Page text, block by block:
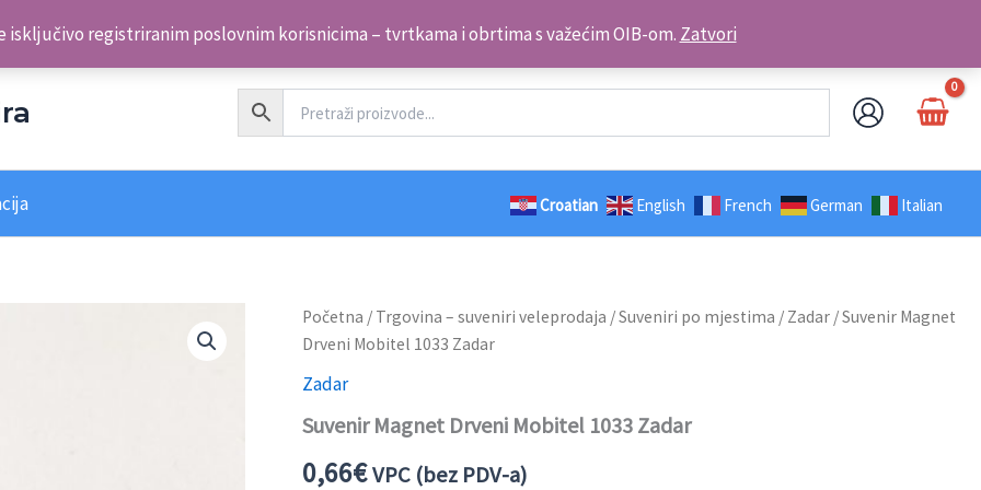
isključivo registriranim poslovnim korisnicima – tvrtkama i obrtima s važećim OIB-om. ZatvoriKontakt telefon: +385 98 179 3891
Croatian English French German Italian
Početna / Trgovina – suveniri veleprodaja /Suveniri po mjestima / Zadar / Suvenir Magnet
Drveni Mobitel 1033 Zadar
Zadar
Suvenir Magnet Drveni Mobitel 1033 Zadar
0,66€VPC (bez PDV-a)
Suvenir
Magnet
Drveni
Mobitel
Zadar